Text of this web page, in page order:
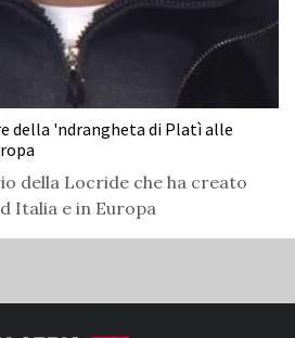
della 'ndrangheta di Platì alle
della Locride che ha creato
Italia e in Europa